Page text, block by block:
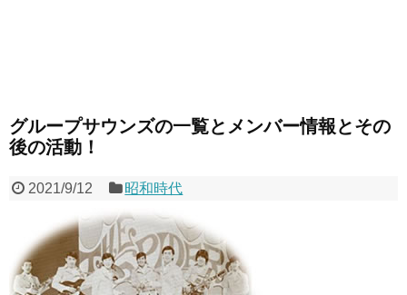
グループサウンズの一覧とメンバー情報とその
後の活動！
2021/9/12 昭和時代